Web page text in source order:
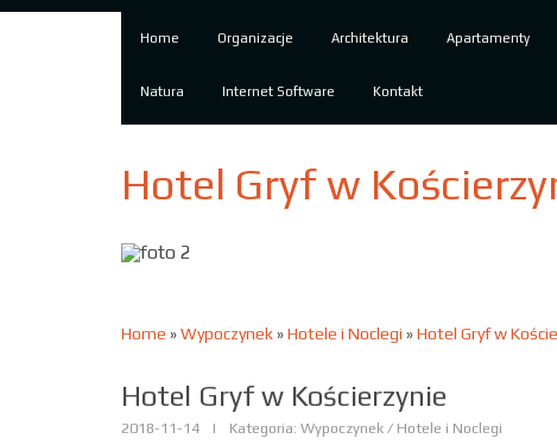
Home Organizacje Architektura Apartamenty
Natura Internet Software Kontakt
Hotel Gryf w
Home »Wypoczynek»Hotele i Noclegi »Hotel Gryf w
Hotel Gryf w Kościerzynie
2018-11-14 | Kategoria: Wypoczynek / Hotele i Noclegi